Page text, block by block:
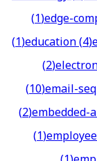
(1)edge-
(1)education(4)
(2)
(10)email-
(2)embedded-
(1)